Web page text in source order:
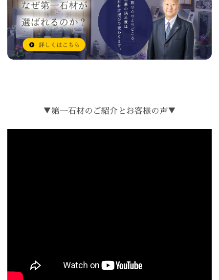
▼第一石材のご紹介とお客様の声▼